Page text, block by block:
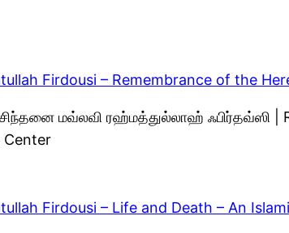
Firdousi – Remembrance of the
மவ்லவி ரஹ்மத்துல்லாஹ் ஃபிர்தவ்ஸி |
Center
Firdousi – Life and Death – An